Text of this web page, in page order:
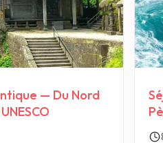
— Du Nord